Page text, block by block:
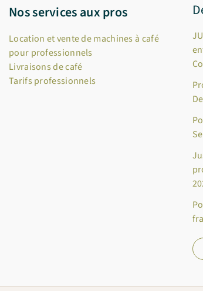
Nos services aux pros
Location et vente de machines à café
pour professionnels
Livraisons de café
Tarifs professionnels